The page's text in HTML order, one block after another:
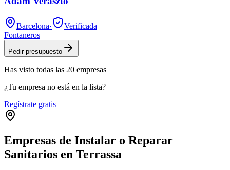
Barcelona·
Verificada
Fontaneros
Pedir presupuesto
Has visto todas las 20 empresas
¿Tu empresa no está en la lista?
Regístrate gratis
Empresas de Instalar o Reparar
Sanitarios en Terrassa